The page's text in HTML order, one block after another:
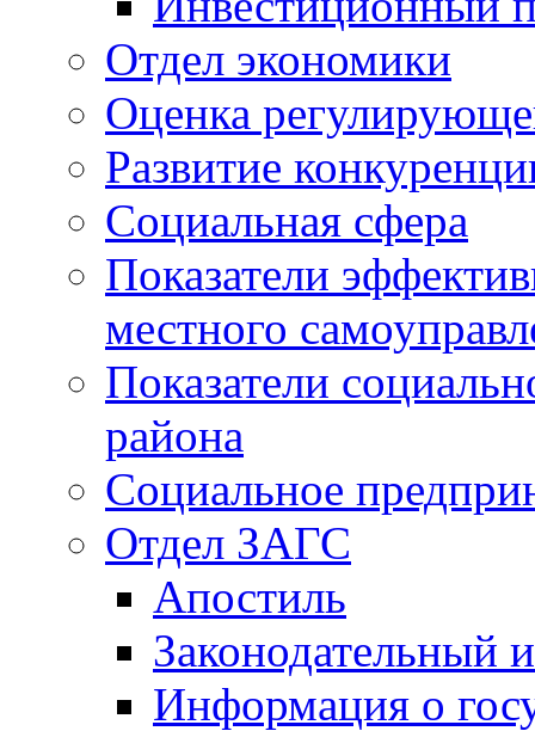
Отдел экономики
Оценка
Развитие
Социальная сфера
Показатели
местного
Показатели
района
Социальное
Отдел ЗАГС
Апостиль
Законодательный
Информация о